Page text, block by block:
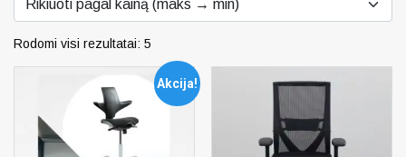
Rodomi visi rezultatai: 5
Akcija!